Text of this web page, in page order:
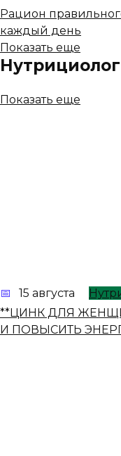
Рацион
каждый день
Показать еще
Показать еще
15 августа
**ЦИНК ДЛЯ
И ПОВЫСИТЬ